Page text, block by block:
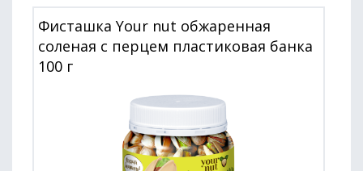
Фисташка Your nut обжаренная
соленая с перцем пластиковая банка
100 г